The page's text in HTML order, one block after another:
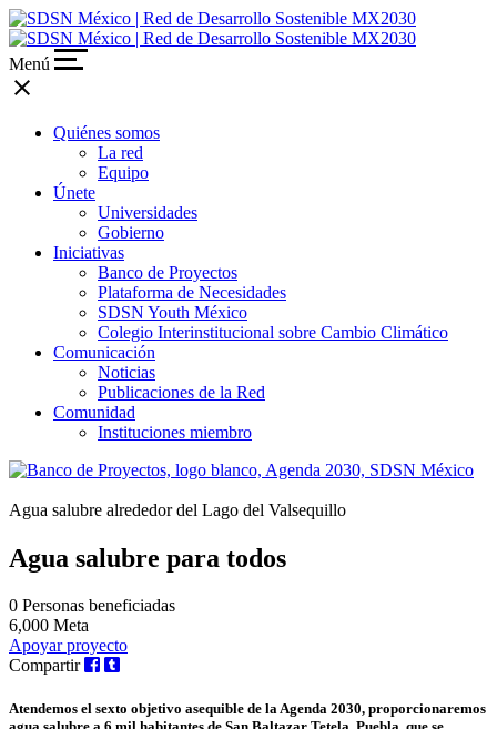
Menú
close
Quiénes somos
La red
Equipo
Únete
Universidades
Gobierno
Iniciativas
Banco de Proyectos
Plataforma de Necesidades
SDSN Youth México
Colegio Interinstitucional sobre Cambio Climático
Comunicación
Noticias
Publicaciones de la Red
Comunidad
Instituciones miembro
Agua salubre alrededor del Lago del Valsequillo
Agua salubre para todos
0 Personas beneficiadas
6,000 Meta
Apoyar proyecto
Compartir
Atendemos el sexto objetivo asequible de la Agenda 2030, proporcionaremos